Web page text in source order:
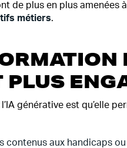
de plus en plus amenées
métiers.
générative est qu’elle
contenus aux handicaps